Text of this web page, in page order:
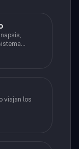
viajan los